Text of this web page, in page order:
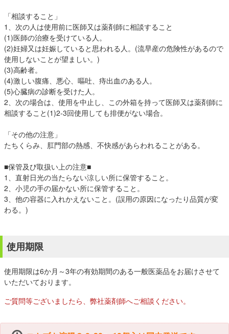
「相談すること」
1、次の人は使用前に医師又は薬剤師に相談すること
(1)医師の治療を受けている人。
(2)妊婦又は妊娠していると思われる人。(流早産の危険性があるので
使用しないことが望ましい。)
(3)高齢者。
(4)激しい腹痛、悪心、嘔吐、痔出血のある人。
(5)心臓病の診断を受けた人。
2、次の場合は、使用を中止し、この外箱を持って医師又は薬剤師に
相談すること(1)2-3回使用しても排便がない場合。
「その他の注意」
たちくらみ、肛門部の熱感、不快感があらわれることがある。
■保管及び取扱い上の注意■
1、直射日光の当たらない涼しい所に保管すること。
2、小児の手の届かない所に保管すること。
3、他の容器に入れかえないこと。(誤用の原因になったり品質が変
わる。)
使用期限
使用期限は6か月～3年の有効期間のある一般医薬品をお届けさせて
いただいております。
ご質問等ございましたら、弊社薬剤師へご相談ください。